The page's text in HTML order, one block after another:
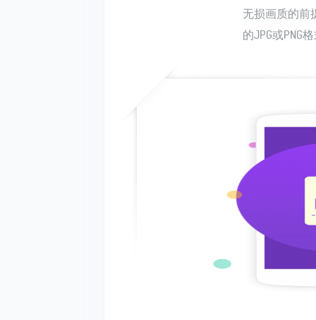
无损画质的前
的JPG或PNG